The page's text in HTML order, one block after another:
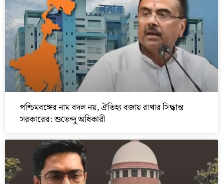
পশ্চিমবঙ্গের নাম বদল নয়, ঐতিহ্য বজায় রাখার সিদ্ধান্ত
সরকারের: শুভেন্দু অধিকারী